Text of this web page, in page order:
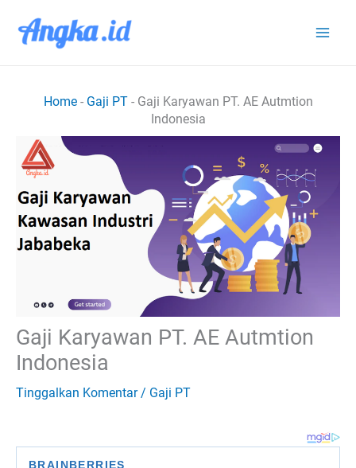
Home- Gaji PT- Gaji Karyawan PT. AE Autmtion
Indonesia
Gaji Karyawan PT. AE Autmtion
Indonesia
Tinggalkan Komentar / Gaji PT